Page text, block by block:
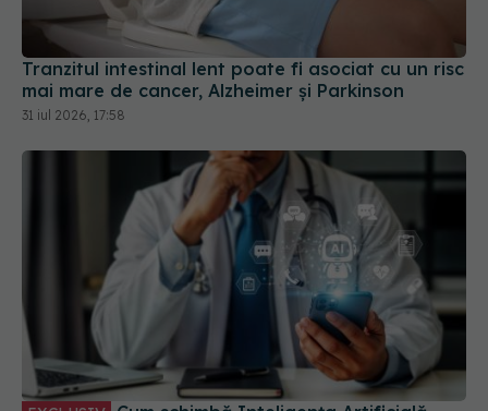
Tranzitul intestinal lent poate fi asociat cu un risc
mai mare de cancer, Alzheimer și Parkinson
31 iul 2026, 17:58
EXCLUSIV
relația dintre medic și pacient
06 aug 2026, 14:34